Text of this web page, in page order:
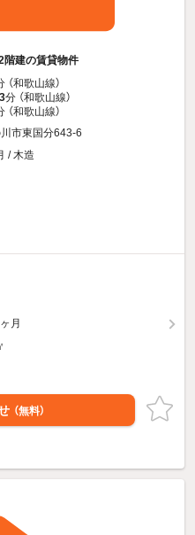
階建の賃貸物件
（和歌山線）
分 （和歌山線）
（和歌山線）
市東国分643-6
/ 木造
月
（無料）